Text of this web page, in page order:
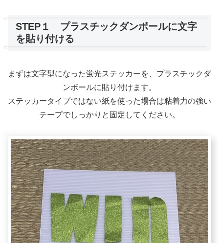
STEP１ プラスチックダンボールに文字
を貼り付ける
まずは文字型になった蛍光ステッカーを、プラスチックダ
ンボールに貼り付けます。
ステッカータイプではない紙を使った場合は粘着力の強い
テープでしっかりと固定してください。